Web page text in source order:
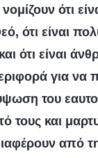
ότι
ότι είναι
ότι είναι
για
του
τους και
από τη